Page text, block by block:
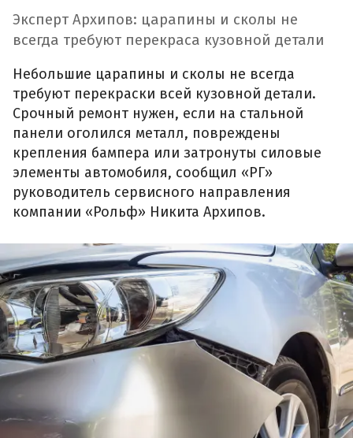
Эксперт Архипов: царапины и сколы не
всегда требуют перекраса кузовной детали
Небольшие царапины и сколы не всегда
требуют перекраски всей кузовной детали.
Срочный ремонт нужен, если на стальной
панели оголился металл, повреждены
крепления бампера или затронуты силовые
элементы автомобиля, сообщил «РГ»
руководитель сервисного направления
компании «Рольф» Никита Архипов.